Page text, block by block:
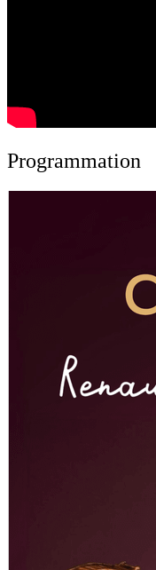
Programmation